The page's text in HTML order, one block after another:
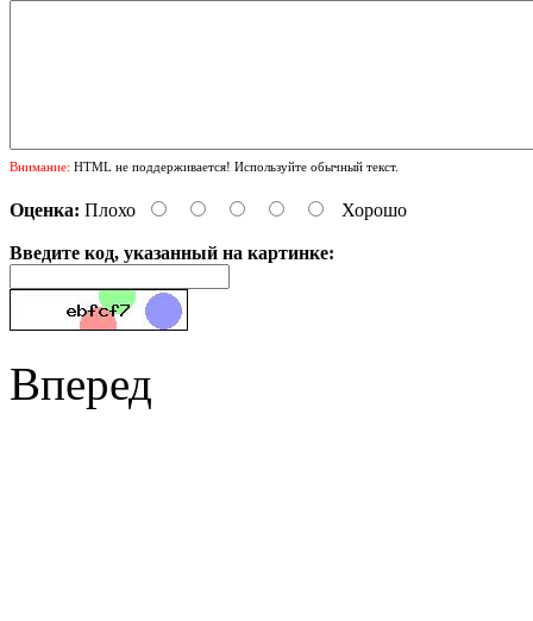
Внимание: HTML не поддерживается! Используйте обычный текст.
Оценка: Плохо Хорошо
Введите код, указанный на картинке:
Вперед